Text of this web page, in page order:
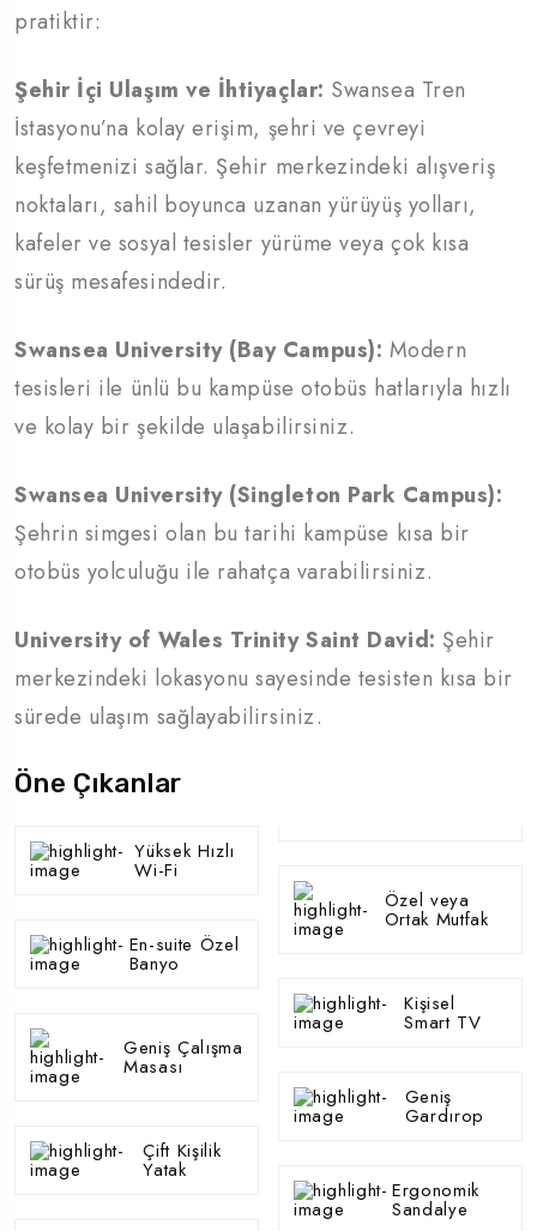
pratiktir:
Şehir İçi Ulaşım ve İhtiyaçlar: Swansea Tren
İstasyonu’na kolay erişim, şehri ve çevreyi
keşfetmenizi sağlar. Şehir merkezindeki alışveriş
noktaları, sahil boyunca uzanan yürüyüş yolları,
kafeler ve sosyal tesisler yürüme veya çok kısa
sürüş mesafesindedir.
Swansea University (Bay Campus): Modern
tesisleri ile ünlü bu kampüse otobüs hatlarıyla hızlı
ve kolay bir şekilde ulaşabilirsiniz.
Swansea University (Singleton Park Campus):
Şehrin simgesi olan bu tarihi kampüse kısa bir
otobüs yolculuğu ile rahatça varabilirsiniz.
University of Wales Trinity Saint David: Şehir
merkezindeki lokasyonu sayesinde tesisten kısa bir
sürede ulaşım sağlayabilirsiniz.
Öne Çıkanlar
Yüksek Hızlı
Wi-Fi
En-suite Özel
Banyo
Geniş Çalışma
Masası
Çift Kişilik
Yatak
Özel veya
Ortak Mutfak
Kişisel
Smart TV
Geniş
Gardırop
Ergonomik
Sandalye